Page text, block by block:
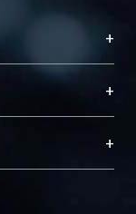
+
珍藏及向國際
，圖書館整合
同功能平
。期能整合研
+
+